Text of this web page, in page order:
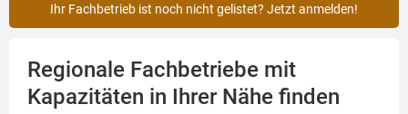
Ihr Fachbetrieb ist noch nicht gelistet? Jetzt anmelden!
Regionale Fachbetriebe mit
Kapazitäten in Ihrer Nähe finden